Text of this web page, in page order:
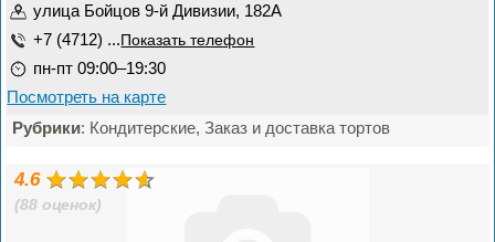
улица Бойцов 9-й Дивизии, 182А
+7 (4712) ... Показать телефон
пн-пт 09:00–19:30
Посмотреть на карте
Рубрики: Кондитерские, Заказ и доставка тортов
4.6
(88 оценок)